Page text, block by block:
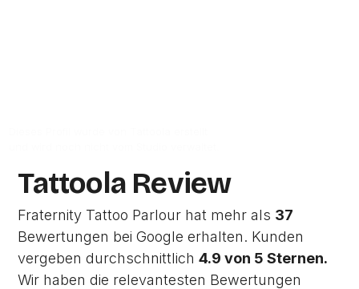
Tattoola Review
Fraternity Tattoo Parlour hat mehr als 37
Bewertungen bei Google erhalten. Kunden
vergeben durchschnittlich4.9 von 5 Sternen.
Wir haben die relevantesten Bewertungen